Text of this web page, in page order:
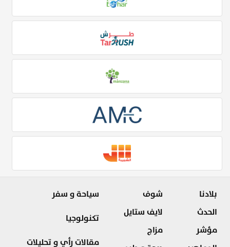
بلادنا
الحدث
مؤشر
شوف
لايف ستايل
مزاج
سياحة و سفر
تكنولوجيا
مقالات رأي و تحليلات